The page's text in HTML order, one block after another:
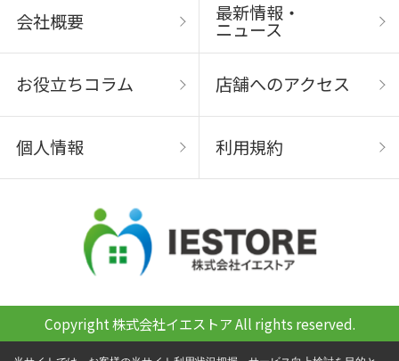
会社概要 最新情報・
ニュース
お役立ちコラム 店舗へのアクセス
個人情報 利用規約
Copyright 株式会社イエストア All rights reserved.